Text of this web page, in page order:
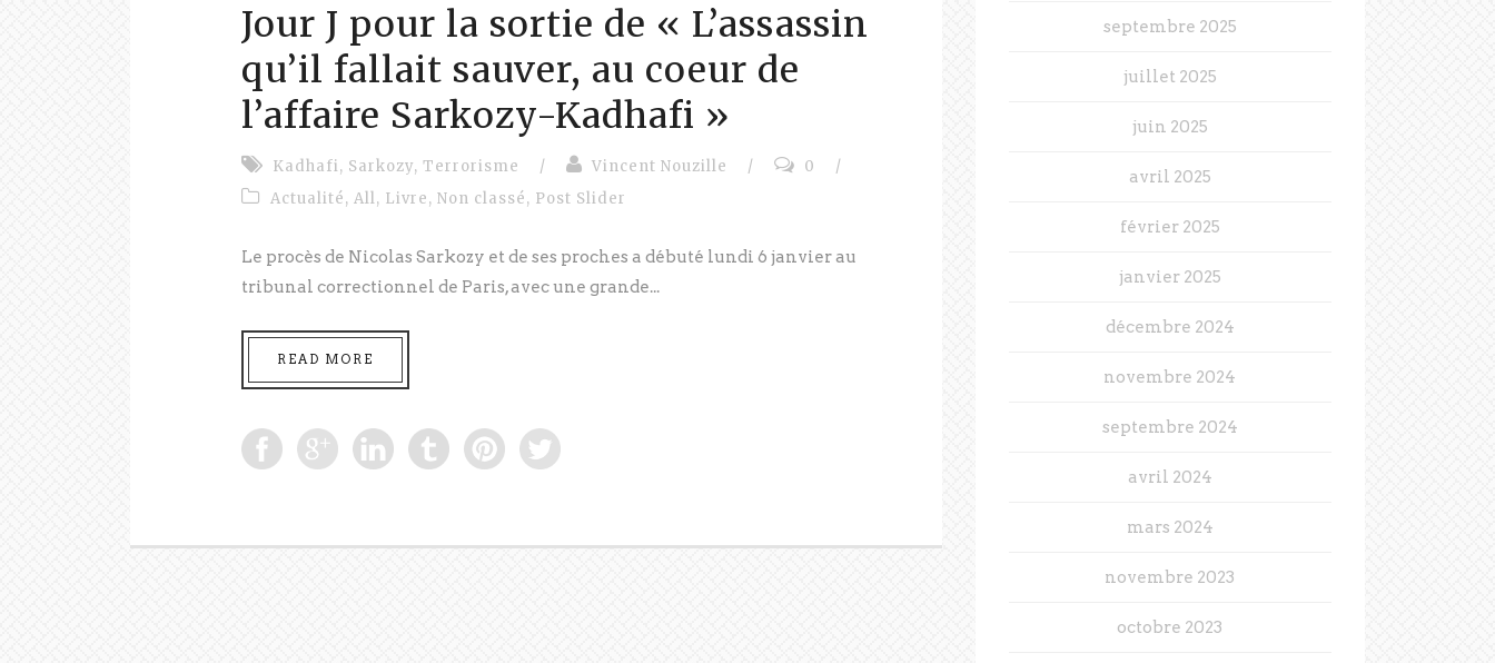
Jour J pour la sortie de « L’assassin
qu’il fallait sauver, au coeur de
l’affaire Sarkozy-Kadhafi »
Kadhafi, Sarkozy, Terrorisme / Vincent Nouzille / 0
/
Actualité, All, Livre, Non classé, Post Slider
Le procès de Nicolas Sarkozy et de ses proches a débuté lundi 6 janvier au
tribunal correctionnel de Paris, avec une grande...
READ MORE
septembre 2025
juillet 2025
juin 2025
avril 2025
février 2025
janvier 2025
décembre 2024
novembre 2024
septembre 2024
avril 2024
mars 2024
novembre 2023
octobre 2023